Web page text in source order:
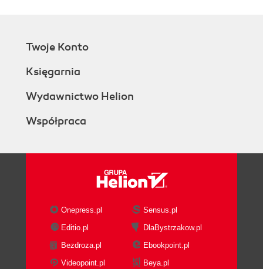
Twoje Konto
Księgarnia
Wydawnictwo Helion
Współpraca
Onepress.pl
Sensus.pl
Editio.pl
DlaBystrzakow.pl
Bezdroza.pl
Ebookpoint.pl
Videopoint.pl
Beya.pl